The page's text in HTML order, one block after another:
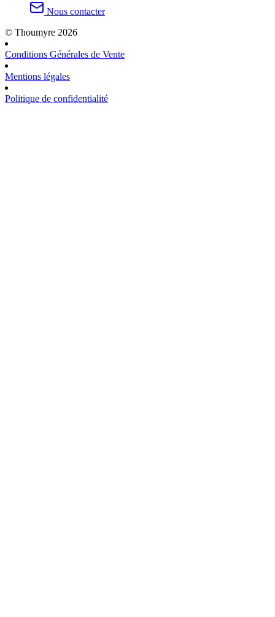
Nous contacter
© Thoumyre 2026
Conditions Générales de Vente
Mentions légales
Politique de confidentialité